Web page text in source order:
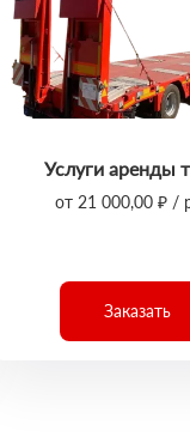
Услуги аренды
от 21 000,00 ₽ /
Заказать